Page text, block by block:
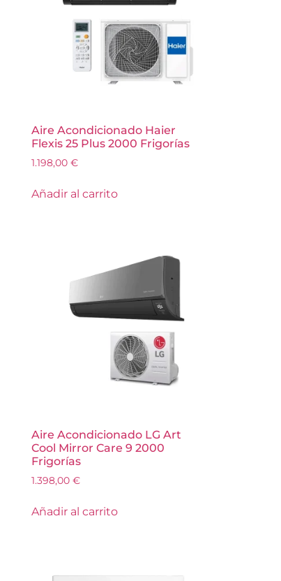
Aire Acondicionado Haier
Flexis 25 Plus 2000 Frigorías
1.198,00€
Añadir al carrito
Aire Acondicionado LG Art
Cool Mirror Care 9 2000
Frigorías
1.398,00€
Añadir al carrito